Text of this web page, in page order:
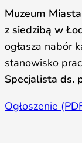
Muzeum
z siedzibą w
ogłasza nabór
stanowisko
Specjalista ds.
Ogłoszenie